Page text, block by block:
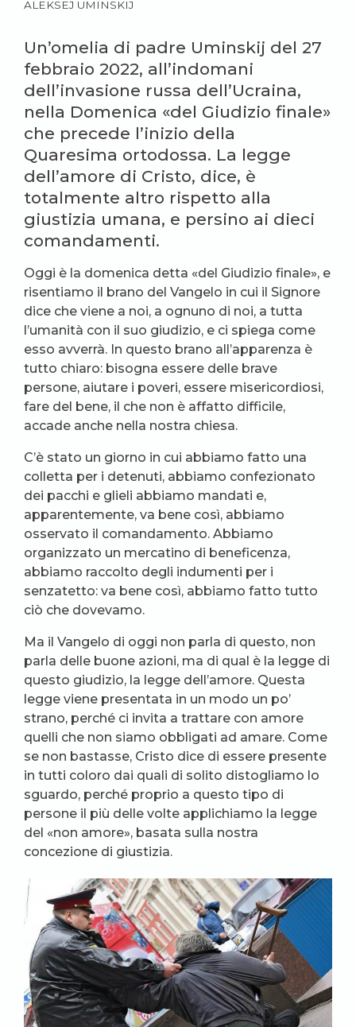
ALEKSEJ UMINSKIJ
Un’omelia di padre Uminskij del 27
febbraio 2022, all’indomani
dell’invasione russa dell’Ucraina,
nella Domenica «del Giudizio finale»
che precede l’inizio della
Quaresima ortodossa. La legge
dell’amore di Cristo, dice, è
totalmente altro rispetto alla
giustizia umana, e persino ai dieci
comandamenti.
Oggi è la domenica detta «del Giudizio finale», e
risentiamo il brano del Vangelo in cui il Signore
dice che viene a noi, a ognuno di noi, a tutta
l’umanità con il suo giudizio, e ci spiega come
esso avverrà. In questo brano all’apparenza è
tutto chiaro: bisogna essere delle brave
persone, aiutare i poveri, essere misericordiosi,
fare del bene, il che non è affatto difficile,
accade anche nella nostra chiesa.
C’è stato un giorno in cui abbiamo fatto una
colletta per i detenuti, abbiamo confezionato
dei pacchi e glieli abbiamo mandati e,
apparentemente, va bene così, abbiamo
osservato il comandamento. Abbiamo
organizzato un mercatino di beneficenza,
abbiamo raccolto degli indumenti per i
senzatetto: va bene così, abbiamo fatto tutto
ciò che dovevamo.
Ma il Vangelo di oggi non parla di questo, non
parla delle buone azioni, ma di qual è la legge di
questo giudizio, la legge dell’amore. Questa
legge viene presentata in un modo un po’
strano, perché ci invita a trattare con amore
quelli che non siamo obbligati ad amare. Come
se non bastasse, Cristo dice di essere presente
in tutti coloro dai quali di solito distogliamo lo
sguardo, perché proprio a questo tipo di
persone il più delle volte applichiamo la legge
del «non amore», basata sulla nostra
concezione di giustizia.